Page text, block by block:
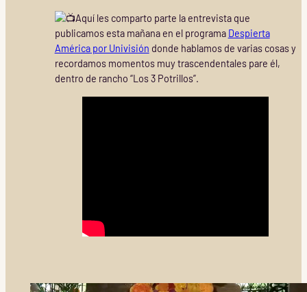
Aquí les comparto parte la entrevista que
publicamos esta mañana en el programa Despierta
Américapor Univisión donde hablamos de varias cosas y
recordamos momentos muy trascendentales pare él,
dentro de rancho “Los 3 Potrillos”.